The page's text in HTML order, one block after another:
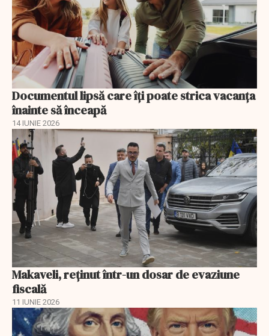
Documentul lipsă care îți poate strica vacanța
înainte să înceapă
14 IUNIE 2026
Makaveli, reţinut într-un dosar de evaziune
fiscală
11 IUNIE 2026